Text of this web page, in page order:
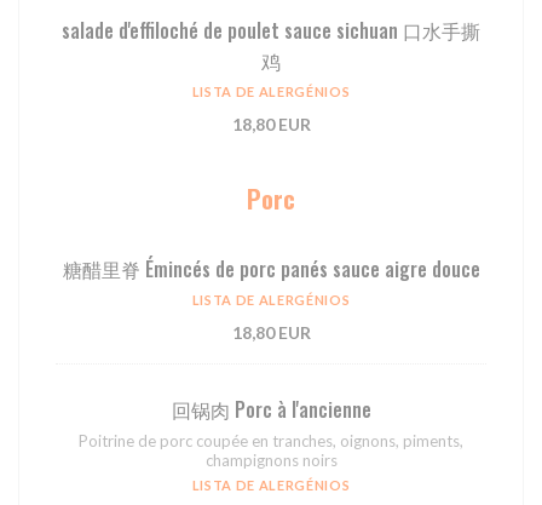
salade d'effiloché de poulet sauce sichuan 口水手撕
鸡
LISTA DE ALERGÉNIOS
18,80 EUR
Porc
糖醋⾥脊 Émincés de porc panés sauce aigre douce
LISTA DE ALERGÉNIOS
18,80 EUR
回锅⾁ Porc à l'ancienne
Poitrine de porc coupée en tranches, oignons, piments,
champignons noirs
LISTA DE ALERGÉNIOS